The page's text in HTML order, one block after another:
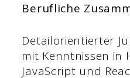
Berufliche
Detailorientierter
mit Kenntnissen in
JavaScript und